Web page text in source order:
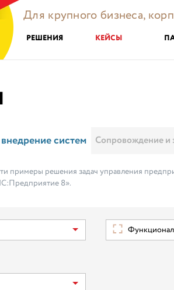
Для крупного бизнеса,
РЕШЕНИЯ КЕЙСЫ
систем Сопровождение и
примеры решения задач управления
8».